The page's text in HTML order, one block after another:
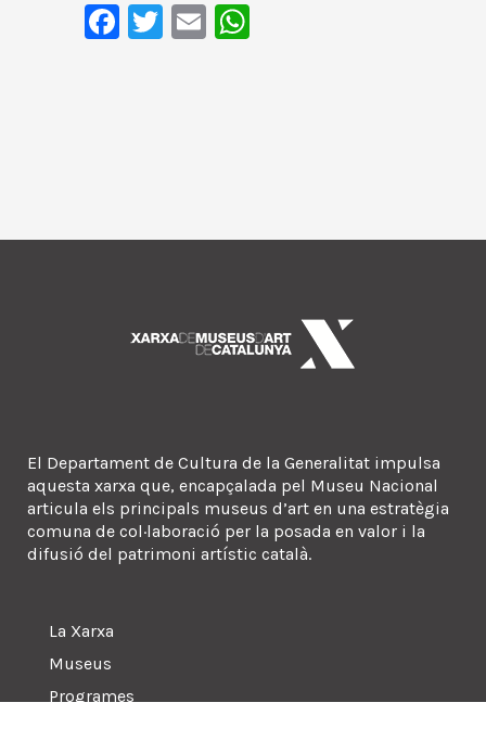
Facebook
Twitter
Email
El Departament de Cultura de la Generalitat impulsa
aquesta xarxa que, encapçalada pel Museu Nacional
articula els principals museus d’art en una estratègia
comuna de col·laboració per la posada en valor i la
difusió del patrimoni artístic català.
La Xarxa
Museus
Programes